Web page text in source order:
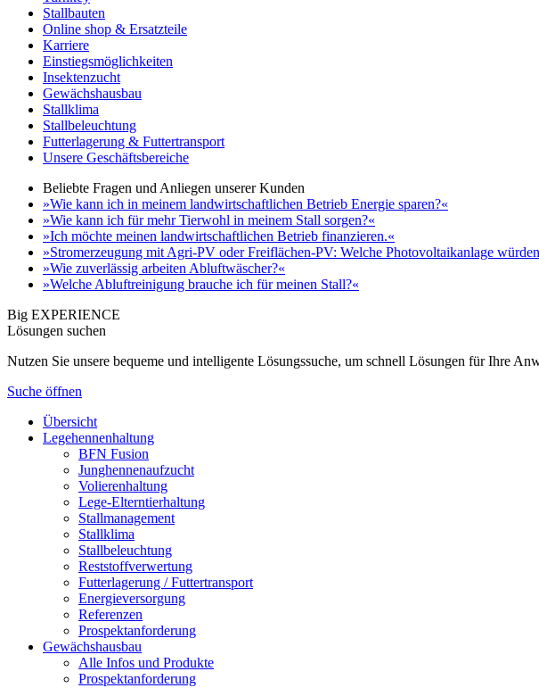
Stallbauten
Online shop & Ersatzteile
Karriere
Einstiegsmöglichkeiten
Insektenzucht
Gewächshausbau
Stallklima
Stallbeleuchtung
Futterlagerung & Futtertransport
Unsere Geschäftsbereiche
Beliebte Fragen und Anliegen unserer Kunden
»Wie kann ich in meinem landwirtschaftlichen Betrieb Energie sparen?«
»Wie kann ich für mehr Tierwohl in meinem Stall sorgen?«
»Ich möchte meinen landwirtschaftlichen Betrieb finanzieren.«
»Stromerzeugung mit Agri-PV oder Freiflächen-PV: Welche Photovoltaikanlage
»Wie zuverlässig arbeiten Abluftwäscher?«
»Welche Abluftreinigung brauche ich für meinen Stall?«
Big EXPERIENCE
Lösungen suchen
Nutzen Sie unsere bequeme und intelligente Lösungssuche, um schnell Lösungen für Ihre
Suche öffnen
Übersicht
Legehennenhaltung
BFN Fusion
Junghennenaufzucht
Volierenhaltung
Lege-Elterntierhaltung
Stallmanagement
Stallklima
Stallbeleuchtung
Reststoffverwertung
Futterlagerung / Futtertransport
Energieversorgung
Referenzen
Prospektanforderung
Gewächshausbau
Alle Infos und Produkte
Prospektanforderung